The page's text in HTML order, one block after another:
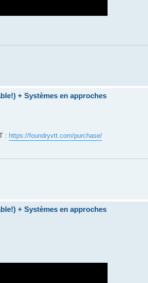
+ Systèmes en approches
: https://foundryvtt.com/purchase/
+ Systèmes en approches